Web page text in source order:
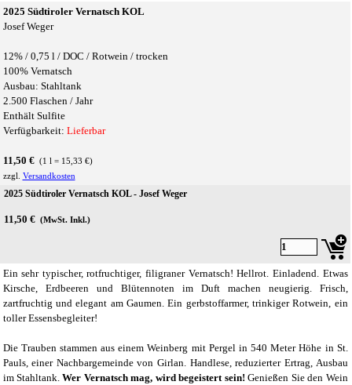
2025 Südtiroler Vernatsch KOL
Josef Weger
12% / 0,75 l /DOC / Rotwein / trocken
100% Vernatsch
Ausbau: Stahltank
2.500 Flaschen / Jahr
Enthält Sulfite
Verfügbarkeit: Lieferbar
11,50 € (1 l = 15,33 €)
zzgl. Versandkosten
2025 Südtiroler Vernatsch KOL - Josef Weger
11,50 € (MwSt. Inkl.)
Ein sehr typischer, rotfruchtiger, filigraner Vernatsch! Hellrot. Einladend. Etwas
Kirsche, Erdbeeren und Blütennoten im Duft machen neugierig. Frisch,
zartfruchtig und elegant am Gaumen. Ein gerbstoffarmer, trinkiger Rotwein, ein
toller Essensbegleiter!
Die Trauben stammen aus einem Weinberg mit Pergel in 540 Meter Höhe in St.
Pauls, einer Nachbargemeinde von Girlan. Handlese, reduzierter Ertrag, Ausbau
im Stahltank.Wer Vernatsch mag, wird begeistert sein! Genießen Sie den Wein